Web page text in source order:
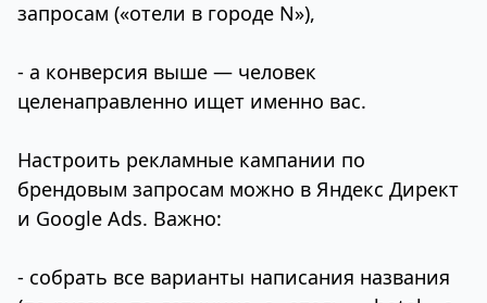
запросам («отели в городе N»),
- а конверсия выше — человек
целенаправленно ищет именно вас.
Настроить рекламные кампании по
брендовым запросам можно в Яндекс Директ
и Google Ads. Важно:
- собрать все варианты написания названия